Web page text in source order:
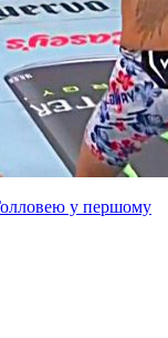
у першому